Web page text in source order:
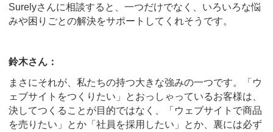
Surelyさんに相談すると、一つだけでなく、いろいろな悩
みや困りごとの解決をサポートしてくれそうです。
鈴木さん：
まさにそれが、私たちの持つ大きな強みの一つです。「ウ
ェブサイトをつくりたい」とおっしゃっているお客様は、
決してつくることが目的ではなく、「ウェブサイトで商品
を売りたい」とか「社員を採用したい」とか、裏には必ず